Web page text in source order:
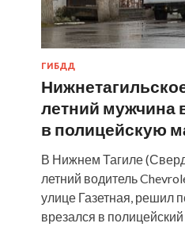
ГИБДД
летний мужчина
в полицейскую
В Нижнем Тагиле
летний водитель
улице Газетная, решил
врезался в